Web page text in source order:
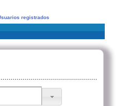
registrados